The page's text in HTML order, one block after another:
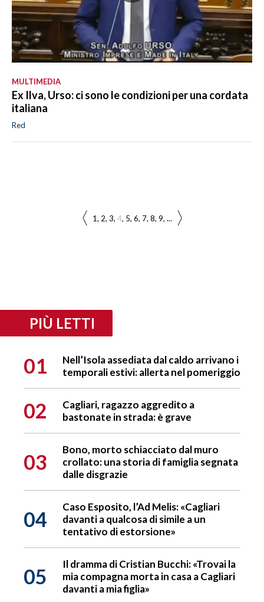
MULTIMEDIA
Ex Ilva, Urso: ci sono le condizioni per una cordata
italiana
Red
1 2 3 4 5 6 7 8 9 ...
PIÙ LETTI
01
Nell’Isola assediata dal caldo arrivano i
temporali estivi: allerta nel pomeriggio
02
Cagliari, ragazzo aggredito a
bastonate in strada: è grave
03
Bono, morto schiacciato dal muro
crollato: una storia di famiglia segnata
dalle disgrazie
04
Caso Esposito, l’Ad Melis: «Cagliari
davanti a qualcosa di simile a un
tentativo di estorsione»
05
Il dramma di Cristian Bucchi: «Trovai la
mia compagna morta in casa a Cagliari
davanti a mia figlia»